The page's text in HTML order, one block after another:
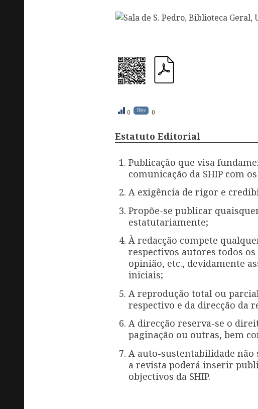
0 Hoje 0
Estatuto Editorial
Publicação que visa
comunicação da SHIP com
A exigência de rigor e
Propõe-se publicar
estatutariamente;
À redacção compete
respectivos autores todos
opinião, etc., devidamente
iniciais;
A reprodução total ou
respectivo e da direcção da
A direcção reserva-se o
paginação ou outras, bem
A auto-sustentabilidade
a revista poderá inserir
objectivos da SHIP.